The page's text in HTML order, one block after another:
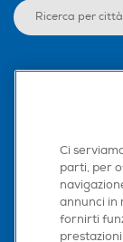
Scarica la
Ci
parti, per
annunci in
fornirti